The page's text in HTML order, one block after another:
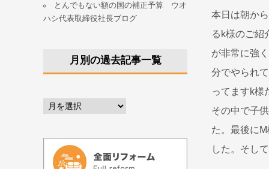
本日は朝か
るk様のご紹
が非常に強
分でやられ
ってますk様
その中で子
た。最後に
した。そし
とんでもない額の国の補正予算 ウオ
ハシ代表取締役社長ブログ
月別の過去記事一覧